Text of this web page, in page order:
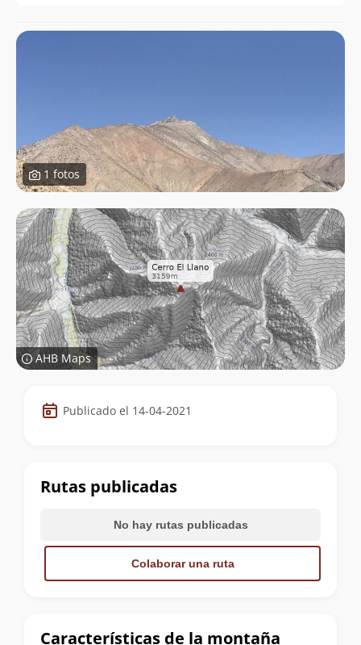
1 fotos
AHB Maps
Datos
de
cumbre
Publicado el 14-04-2021
Características de la montaña
Rutas publicadas
No hay rutas publicadas
Colaborar una ruta